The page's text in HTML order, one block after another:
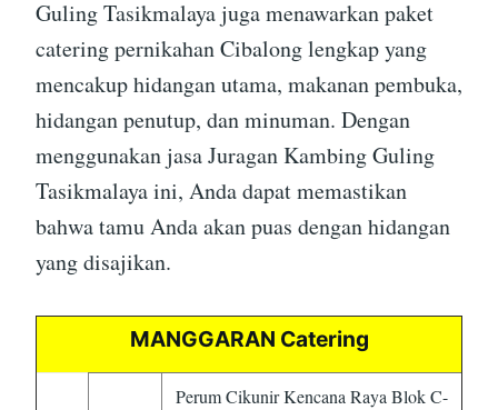
Guling Tasikmalaya juga menawarkan paket
catering pernikahan Cibalong lengkap yang
mencakup hidangan utama, makanan pembuka,
hidangan penutup, dan minuman. Dengan
menggunakan jasa Juragan Kambing Guling
Tasikmalaya ini, Anda dapat memastikan
bahwa tamu Anda akan puas dengan hidangan
yang disajikan.
MANGGARAN Catering
Perum Cikunir Kencana Raya Blok C-